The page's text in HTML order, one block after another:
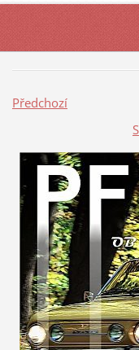
Předchozí